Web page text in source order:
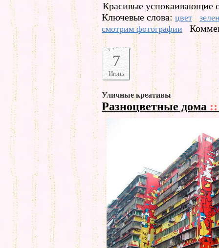
Красивые успокаивающие
Ключевые слова:цвет
смотрим фотографии
7
Июнь
Уличные креативы
Разноцветные дома ::